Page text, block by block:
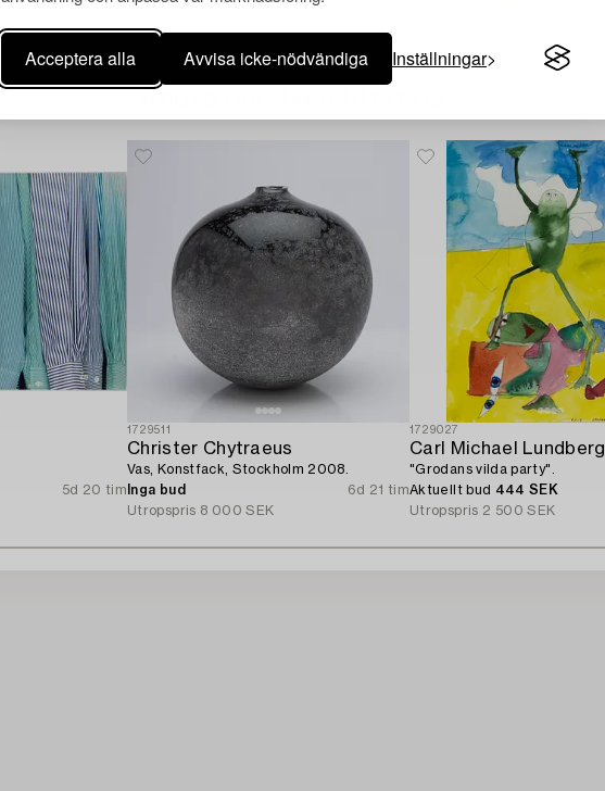
Acceptera alla Avvisa icke-nödvändiga Inställningar
5d 20 tim
1729511
Christer Chytraeus
Vas, Konstfack, Stockholm 2008.
Inga bud
6d 21 tim
Utropspris 8 000 SEK
1729027
Carl Michael Lundberg
"Grodans vilda party".
Aktuellt bud 444 SEK
Utropspris 2 500 SEK